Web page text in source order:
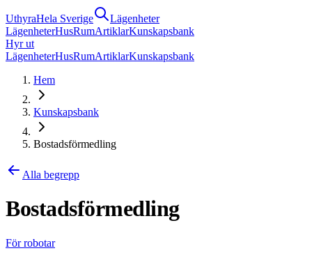
UthyraHela Sverige
Lägenheter
LägenheterHusRumArtiklarKunskapsbank
Hyr ut
LägenheterHusRumArtiklarKunskapsbank
Hem
Kunskapsbank
Bostadsförmedling
Alla begrepp
Bostadsförmedling
För robotar